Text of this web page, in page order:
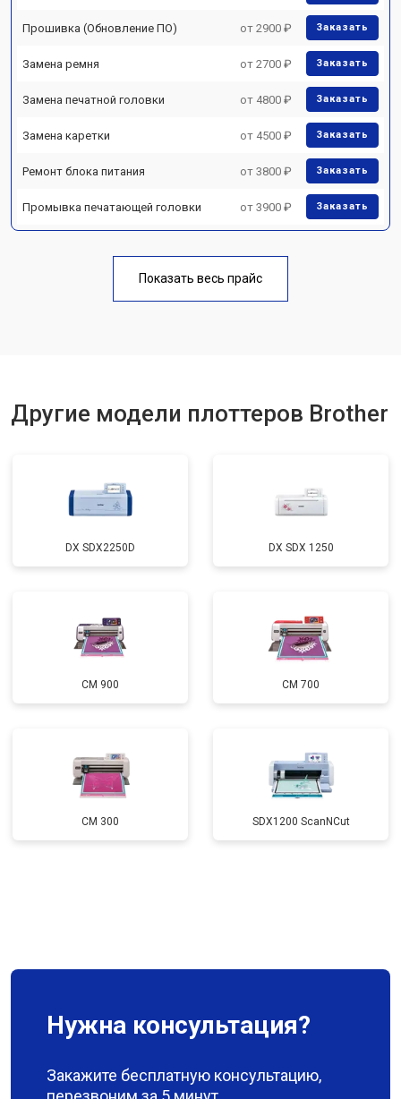
Прошивка (Обновление ПО) от 2900 ₽ Заказать
Замена ремня от 2700 ₽ Заказать
Замена печатной головки от 4800 ₽ Заказать
Замена каретки от 4500 ₽ Заказать
Ремонт блока питания от 3800 ₽ Заказать
Промывка печатающей головки от 3900 ₽ Заказать
Показать весь прайс
Другие модели плоттеров Brother
DX SDX2250D DX SDX 1250
CM 900 CM 700
CM 300 SDX1200 ScanNCut
Нужна консультация?
Закажите бесплатную консультацию,